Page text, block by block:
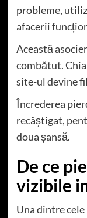
probleme,
afacerii
Această
combătut.
site-ul devine
Încrederea
recâștigat,
doua șansă.
De ce
vizibile
Una dintre